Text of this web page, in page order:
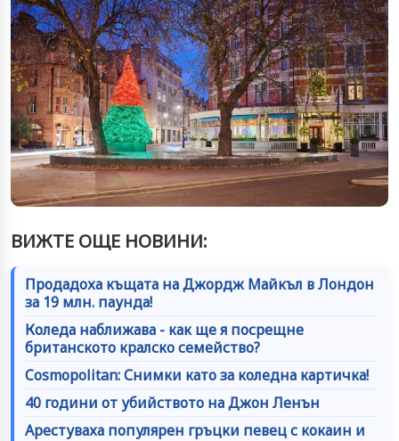
ВИЖТЕ ОЩЕ НОВИНИ:
Продадоха къщата на Джордж Майкъл в Лондон
за 19 млн. паунда!
Коледа наближава - как ще я посрещне
британското кралско семейство?
Cosmopolitan: Снимки като за коледна картичка!
40 години от убийството на Джон Ленън
Арестуваха популярен гръцки певец с кокаин и